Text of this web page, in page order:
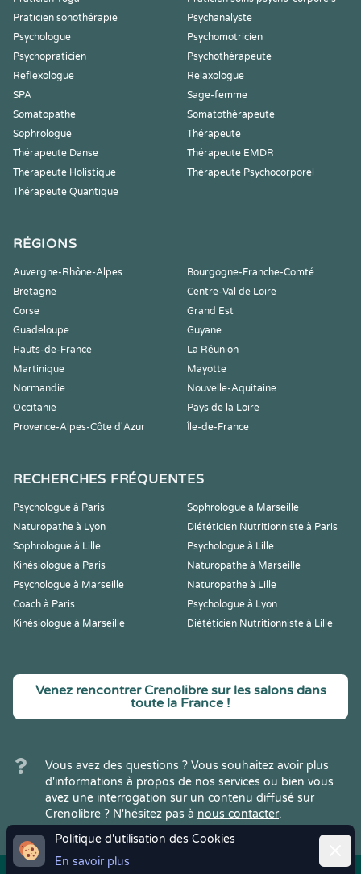
Politique d'utilisation des Cookies
En savoir plus
Praticien sonothérapie
Psychanalyste
Psychologue
Psychomotricien
Psychopraticien
Psychothérapeute
Reflexologue
Relaxologue
SPA
Sage-femme
Somatopathe
Somatothérapeute
Sophrologue
Thérapeute
Thérapeute Danse
Thérapeute EMDR
Thérapeute Holistique
Thérapeute Psychocorporel
Thérapeute Quantique
RÉGIONS
Auvergne-Rhône-Alpes
Bourgogne-Franche-Comté
Bretagne
Centre-Val de Loire
Corse
Grand Est
Guadeloupe
Guyane
Hauts-de-France
La Réunion
Martinique
Mayotte
Normandie
Nouvelle-Aquitaine
Occitanie
Pays de la Loire
Provence-Alpes-Côte d'Azur
Île-de-France
RECHERCHES FRÉQUENTES
Psychologue à Paris
Sophrologue à Marseille
Naturopathe à Lyon
Diététicien Nutritionniste à Paris
Sophrologue à Lille
Psychologue à Lille
Kinésiologue à Paris
Naturopathe à Marseille
Psychologue à Marseille
Naturopathe à Lille
Coach à Paris
Psychologue à Lyon
Kinésiologue à Marseille
Diététicien Nutritionniste à Lille
Venez rencontrer Crenolibre sur les salons dans
toute la France !
Vous avez des questions ? Vous souhaitez avoir plus
d'informations à propos de nos services ou bien vous
avez une interrogation sur un contenu diffusé sur
Crenolibre ? N'hésitez pas à nous contacter.